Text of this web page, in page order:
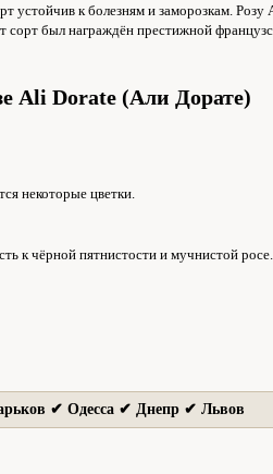
устойчив к болезням и заморозкам.
был награждён престижной
Ali Dorate (Али Дорате)
некоторые цветки.
к чёрной пятнистости и мучнистой росе.
✔ Одесса ✔ Днепр ✔ Львов